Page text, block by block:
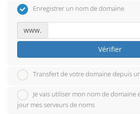
Enregistrer un nom de domaine
www.
Vérifier
Transfert de votre domaine depuis
Je vais utiliser mon nom de domaine
jour mes serveurs de noms